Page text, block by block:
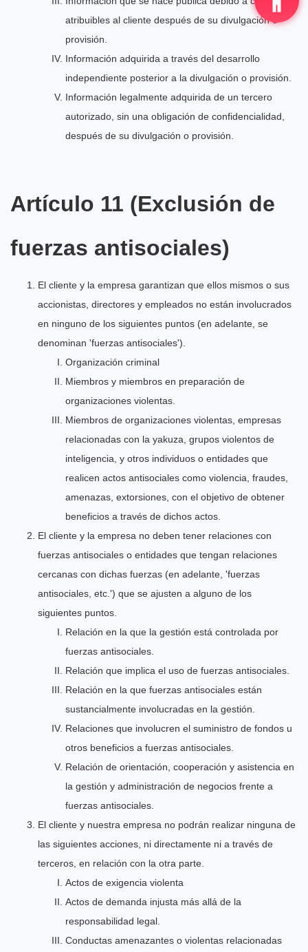
atribuibles al cliente después de su divulgación o
provisión.
Información adquirida a través del desarrollo
independiente posterior a la divulgación o provisión.
Información legalmente adquirida de un tercero
autorizado, sin una obligación de confidencialidad,
después de su divulgación o provisión.
Artículo 11 (Exclusión de
fuerzas antisociales)
El cliente y la empresa garantizan que ellos mismos o sus
accionistas, directores y empleados no están involucrados
en ninguno de los siguientes puntos (en adelante, se
denominan 'fuerzas antisociales').
Organización criminal
Miembros y miembros en preparación de
organizaciones violentas.
Miembros de organizaciones violentas, empresas
relacionadas con la yakuza, grupos violentos de
inteligencia, y otros individuos o entidades que
realicen actos antisociales como violencia, fraudes,
amenazas, extorsiones, con el objetivo de obtener
beneficios a través de dichos actos.
El cliente y la empresa no deben tener relaciones con
fuerzas antisociales o entidades que tengan relaciones
cercanas con dichas fuerzas (en adelante, 'fuerzas
antisociales, etc.') que se ajusten a alguno de los
siguientes puntos.
Relación en la que la gestión está controlada por
fuerzas antisociales.
Relación que implica el uso de fuerzas antisociales.
Relación en la que fuerzas antisociales están
sustancialmente involucradas en la gestión.
Relaciones que involucren el suministro de fondos u
otros beneficios a fuerzas antisociales.
Relación de orientación, cooperación y asistencia en
la gestión y administración de negocios frente a
fuerzas antisociales.
El cliente y nuestra empresa no podrán realizar ninguna de
las siguientes acciones, ni directamente ni a través de
terceros, en relación con la otra parte.
Actos de exigencia violenta
Actos de demanda injusta más allá de la
responsabilidad legal.
Conductas amenazantes o violentas relacionadas